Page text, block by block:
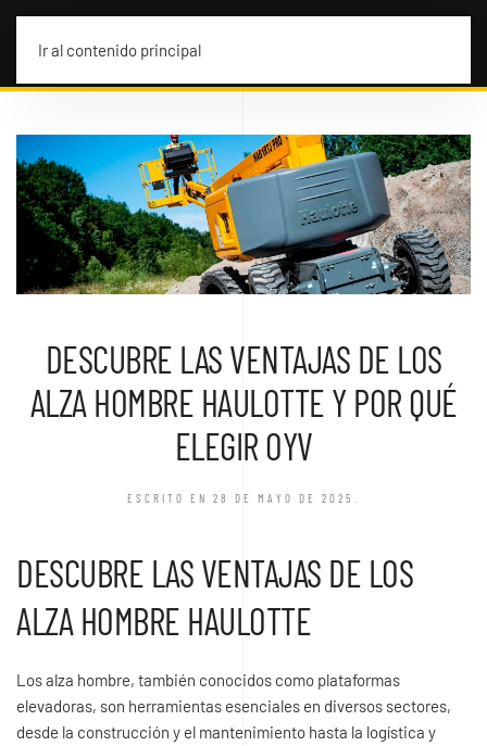
Ir al contenido principal
DESCUBRE LAS VENTAJAS DE LOS
ALZA HOMBRE HAULOTTE Y POR QUÉ
ELEGIR OYV
ESCRITO EN 28 DE MAYO DE 2025
DESCUBRE LAS VENTAJAS DE LOS
ALZA HOMBRE HAULOTTE
Los alza hombre, también conocidos como plataformas
elevadoras, son herramientas esenciales en diversos sectores,
desde la construcción y el mantenimiento hasta la logística y